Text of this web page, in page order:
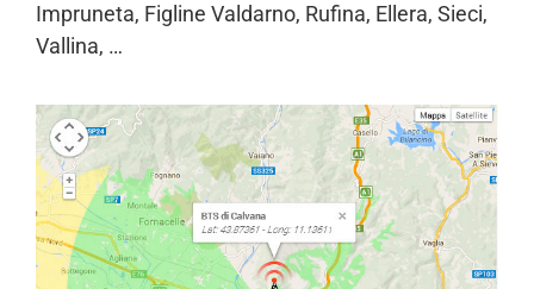
Impruneta, Figline Valdarno, Rufina, Ellera, Sieci,
Vallina, …